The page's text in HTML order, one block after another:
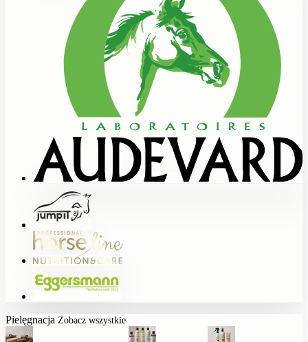
Pielęgnacja Zobacz wszystkie